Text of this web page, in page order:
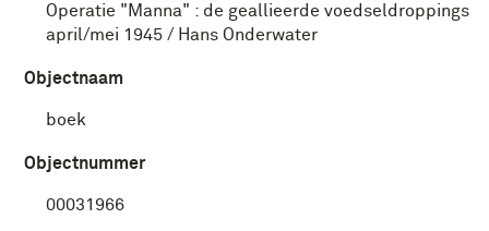
Operatie "Manna" : de geallieerde voedseldroppings
april/mei 1945 / Hans Onderwater
Objectnaam
boek
Objectnummer
00031966